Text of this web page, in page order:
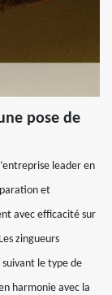
pose de
leader en
et
avec efficacité sur
zingueurs
le type de
harmonie avec la